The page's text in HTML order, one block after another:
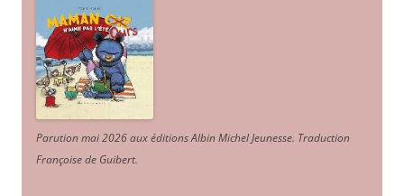
Parution mai 2026 aux éditions Albin Michel Jeunesse. Traduction
Françoise de Guibert.